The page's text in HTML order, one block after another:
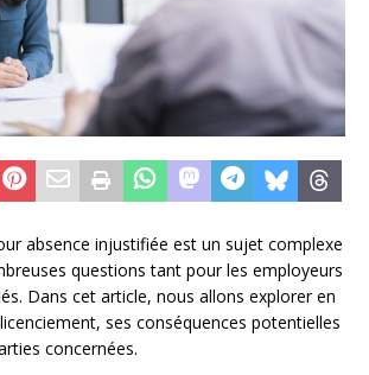
absence injustifiée est un sujet complexe
questions tant pour les employeurs
Dans cet article, nous allons explorer en
ses conséquences potentielles
concernées.